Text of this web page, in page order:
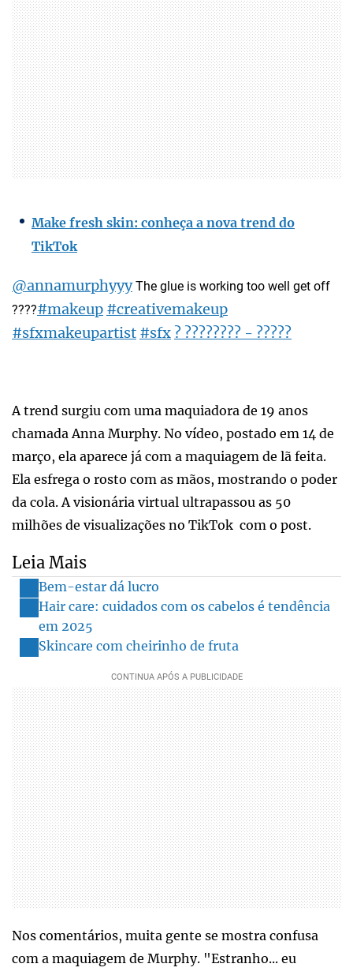
Make fresh skin: conheça a nova trend do
TikTok
@annamurphyyyThe glue is working too well get off
????#makeup #creativemakeup
#sfxmakeupartist #sfx ? ???????? - ?????
A trend surgiu com uma maquiadora de 19 anos
chamada Anna Murphy. No vídeo, postado em 14 de
março, ela aparece já com a maquiagem de lã feita.
Ela esfrega o rosto com as mãos, mostrando o poder
da cola. A visionária virtual ultrapassou as 50
milhões de visualizações no TikTok com o post.
Leia Mais
Bem-estar dá lucro
Hair care: cuidados com os cabelos é tendência
em 2025
Skincare com cheirinho de fruta
Nos comentários, muita gente se mostra confusa
com a maquiagem de Murphy. "Estranho... eu